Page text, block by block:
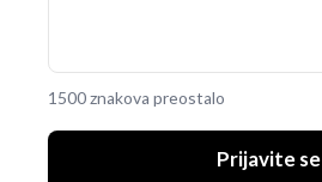
1500 znakova preostalo
Prijavite se